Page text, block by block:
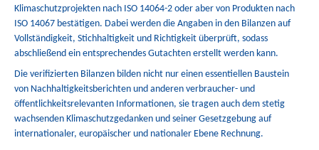
Klimaschutzprojekten nach ISO 14064-2 oder aber von Produkten nach
ISO 14067 bestätigen. Dabei werden die Angaben in den Bilanzen auf
Vollständigkeit, Stichhaltigkeit und Richtigkeit überprüft, sodass
abschließend ein entsprechendes Gutachten erstellt werden kann.
Die verifizierten Bilanzen bilden nicht nur einen essentiellen Baustein
von Nachhaltigkeitsberichten und anderen verbraucher- und
öffentlichkeitsrelevanten Informationen, sie tragen auch dem stetig
wachsenden Klimaschutzgedanken und seiner Gesetzgebung auf
internationaler, europäischer und nationaler Ebene Rechnung.